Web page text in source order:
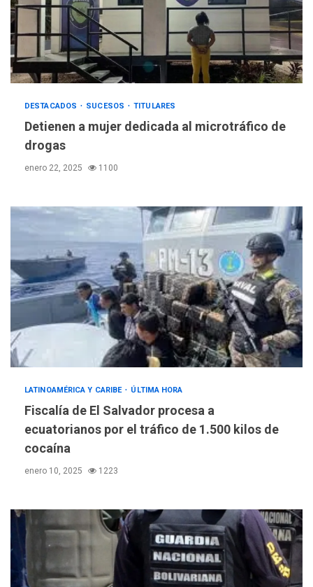
DESTACADOS SUCESOS TITULARES
Detienen a mujer dedicada al microtráfico de
drogas
enero 22, 2025 1100
LATINOAMÉRICA Y CARIBE ÚLTIMA HORA
Fiscalía de El Salvador procesa a
ecuatorianos por el tráfico de 1.500 kilos de
cocaína
enero 10, 2025 1223